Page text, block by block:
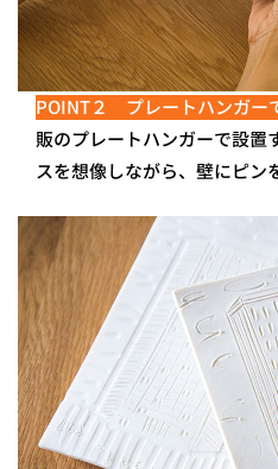
POINT２ プレートハンガー
販のプレートハンガーで設置
スを想像しながら、壁にピン